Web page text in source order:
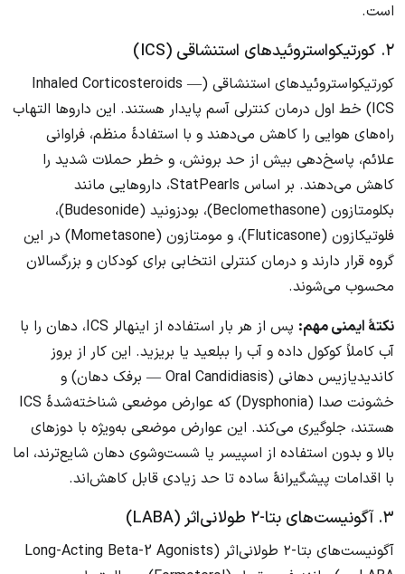
است.
۲. کورتیکواستروئیدهای استنشاقی (ICS)
کورتیکواستروئیدهای استنشاقی (Inhaled Corticosteroids —
ICS) خط اول درمان کنترلی آسم پایدار هستند. این داروها التهاب
راه‌های هوایی را کاهش می‌دهند و با استفادهٔ منظم، فراوانی
علائم، پاسخ‌دهی بیش از حد برونش، و خطر حملات شدید را
کاهش می‌دهند. بر اساس StatPearls، داروهایی مانند
بکلومتازون (Beclomethasone)، بودزونید (Budesonide)،
فلوتیکازون (Fluticasone)، و مومتازون (Mometasone) در این
گروه قرار دارند و درمان کنترلی انتخابی برای کودکان و بزرگسالان
محسوب می‌شوند.
نکتهٔ ایمنی مهم:
پس از هر بار استفاده از اینهالر ICS، دهان را با
آب کاملاً کوکول داده و آب را ببلعید یا بریزید. این کار از بروز
کاندیدیازیس دهانی (Oral Candidiasis — برفک دهان) و
خشونت صدا (Dysphonia) که عوارض موضعی شناخته‌شدهٔ ICS
هستند، جلوگیری می‌کند. این عوارض موضعی به‌ویژه با دوزهای
بالا و بدون استفاده از اسپیسر یا شست‌وشوی دهان شایع‌ترند، اما
با اقدامات پیشگیرانهٔ ساده تا حد زیادی قابل کاهش‌اند.
۳. آگونیست‌های بتا-۲ طولانی‌اثر (LABA)
آگونیست‌های بتا-۲ طولانی‌اثر (Long-Acting Beta-2 Agonists